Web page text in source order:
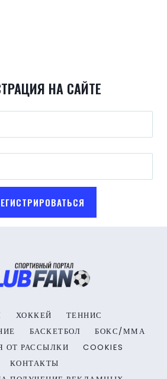
НА САЙТЕ
ХОККЕЙ
ТЕННИС
БАСКЕТБОЛ
БОКС/ММА
ОТ РАССЫЛКИ
COOKIES
КОНТАКТЫ